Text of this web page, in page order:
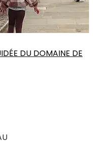
DU DOMAINE DE